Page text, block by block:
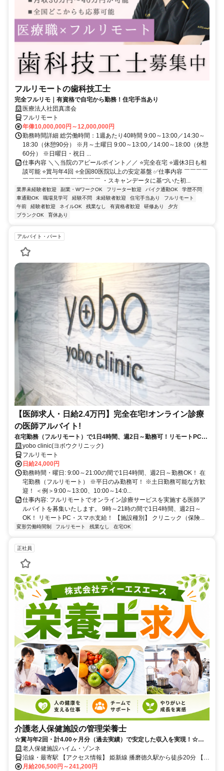
フルリモートの歯科技工士
完全フルリモ｜有資格で自宅から勤務！住宅手当あり
医療法人社団真凛会
フルリモート
年俸10,000,000円～12,000,000円
勤務時間詳細 総労働時間：1週あたり40時間 9:00～13:00／14:30～
18:30（休憩90分） ※月～土曜日 9:00～13:00／14:00～18:00（休憩
60分） ※日曜日・祝日 ...
仕事内容 ＼＼当院のアピールポイント／／ ⭐完全在宅 ⭐週休3日も相
談可能 ⭐賞与年4回 ⭐全国80医院以上の安定基盤 ✅仕事内容 ￣￣￣￣
￣￣￣￣￣￣￣￣￣￣￣￣￣ ・スキャンデータに基づいた初...
業界未経験者歓迎 副業・WワークOK フリーター歓迎 バイク通勤OK
学歴不問
車通勤OK
職場見学可 経験不問 未経験者歓迎 住宅手当あり
フルリモート
午前
経験者歓迎 ネイルOK 残業なし 有資格者歓迎 研修あり
夕方
ブランクOK
育休あり
アルバイト・パート
【医師求人・日給2.4万円】完全在宅!オンライン診療
の医師アルバイト!
在宅勤務（フルリモート）で1日4時間、週2日～勤務可！リモートPC・
スマホ支給！
yobo clinic(ヨボウクリニック)
フルリモート
日給24,000円
勤務時間・曜日: 9:00～21:00の間で1日4時間、週2日～勤務OK！ 在
宅勤務（フルリモート） ※平日のみ勤務可！ ※土日勤務可能な方歓
迎！ ＜例＞9:00～13:00、10:00～14:0...
仕事内容: フルリモートでオンライン診療サービスを実施する医師ア
ルバイトを募集いたします。 9時～21時の間で1日4時間、週2日～
OK！ リモートPC・スマホ支給！ 【施設種別】 クリニック（保険...
変形労働時間制 フルリモート 残業なし 在宅OK
正社員
介護老人保健施設の管理栄養士
☆賞与年2回・計4.00ヶ月分（過去実績）で安定した収入を実現！☆月
平均残業3時間程度、無理のない働き方が叶います◎☆地産地消・和食
献立に取り組む職場で、長く活躍しませんか♪
老人保健施設ハイム・ゾンネ
沿線・最寄駅 【アクセス情報】 姫新線 播磨徳久駅から徒歩20分 【車
通勤】 車通勤可
月給206,500円～241,200円